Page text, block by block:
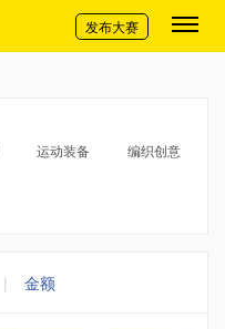
切换导航
发布大赛
运动装备 编织创意
| 金额